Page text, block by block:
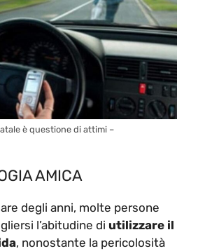
è questione di attimi –
AMICA
degli anni, molte persone
l’abitudine di utilizzare il
, nonostante la pericolosità